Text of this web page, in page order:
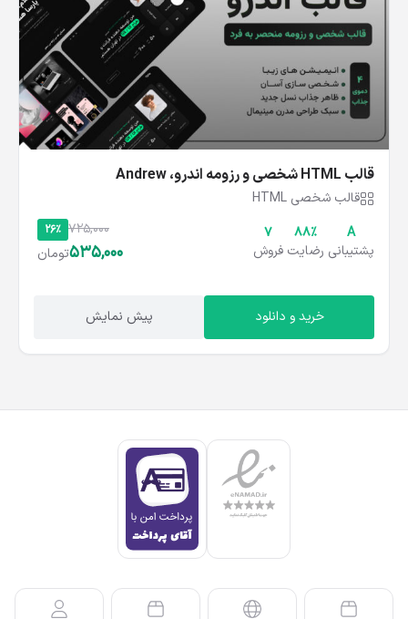
قالب HTML شخصی و رزومه اندرو، Andrew
قالب شخصی HTML
A
پشتیبانی
۸۸%
رضایت
7
فروش
26% 725,000
535,000تومان
خرید و دانلود پیش نمایش